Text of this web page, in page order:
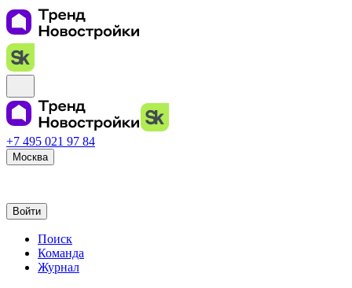
+7 495 021 97 84
Москва
Войти
Поиск
Команда
Журнал